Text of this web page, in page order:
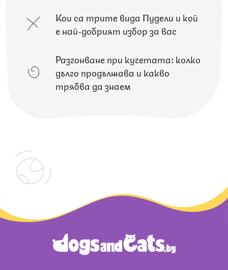
Кои са трите вида Пудели и кой
е най-добрият избор за вас
Разгонване при кучетата: колко
дълго продължава и какво
трябва да знаем